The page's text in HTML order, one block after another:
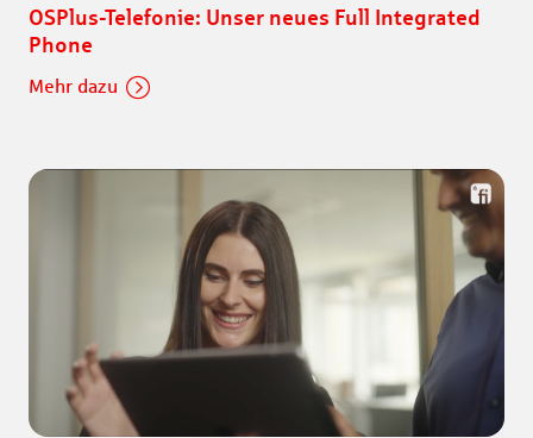
OSPlus-Telefonie: Unser neues Full Integrated
Phone
Mehr dazu